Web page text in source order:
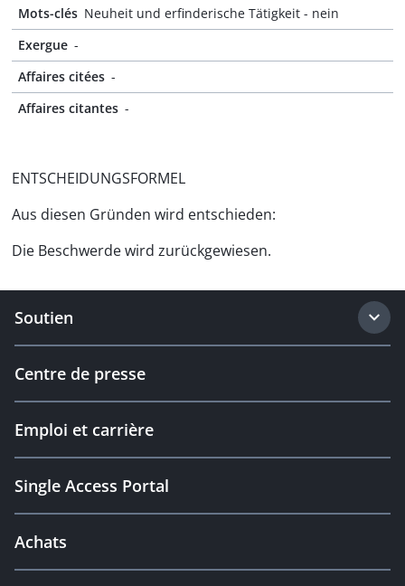
Mots-clés Neuheit und erfinderische Tätigkeit - nein
Exergue -
Affaires citées -
Affaires citantes -
ENTSCHEIDUNGSFORMEL
Aus diesen Gründen wird entschieden:
Die Beschwerde wird zurückgewiesen.
Soutien
Centre de presse
Emploi et carrière
Single Access Portal
Achats